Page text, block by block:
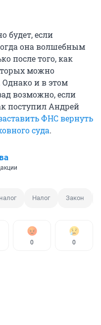
будет, если
она волшебным
после того, как
можно
Однако и в этом
возможно, если
поступил Андрей
ФНС вернуть
суда.
Налог Закон
0 0